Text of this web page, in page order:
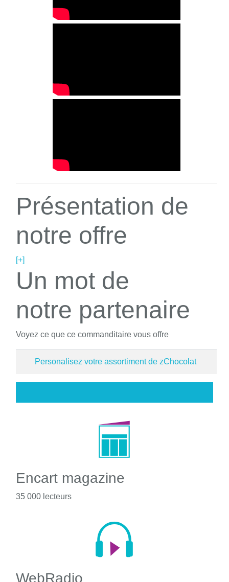
Présentation de
notre offre
[+]
Un mot de
notre partenaire
Voyez ce que ce commanditaire vous offre
Personalisez votre assortiment de zChocolat
Encart magazine
35 000 lecteurs
WebRadio